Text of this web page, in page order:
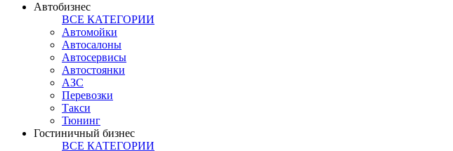
Автобизнес
ВСЕ КАТЕГОРИИ
Автомойки
Автосалоны
Автосервисы
Автостоянки
АЗС
Перевозки
Такси
Тюнинг
Гостиничный бизнес
ВСЕ КАТЕГОРИИ